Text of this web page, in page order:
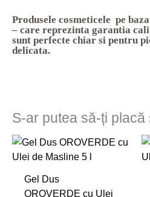
Produsele cosmeticele pe
– care reprezinta garantia
sunt perfecte chiar si pentru
delicata.
S-ar putea să-ți
Gel Dus
OROVERDE cu Ulei